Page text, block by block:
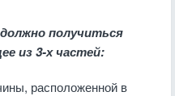
получиться
из 3-х частей:
расположенной в